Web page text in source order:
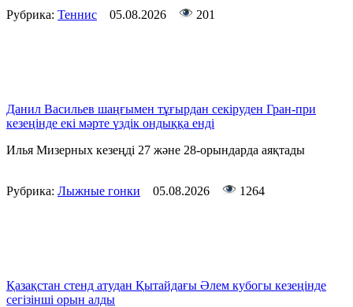
Рубрика: Теннис 05.08.2026 201
Данил Васильев шаңғымен тұғырдан секіруден Гран-при
кезеңінде екі мәрте үздік ондыққа енді
Илья Мизерных кезеңді 27 және 28-орындарда аяқтады
Рубрика: Лыжные гонки 05.08.2026 1264
Қазақстан стенд атудан Қытайдағы Әлем кубогы кезеңінде
сегізінші орын алды